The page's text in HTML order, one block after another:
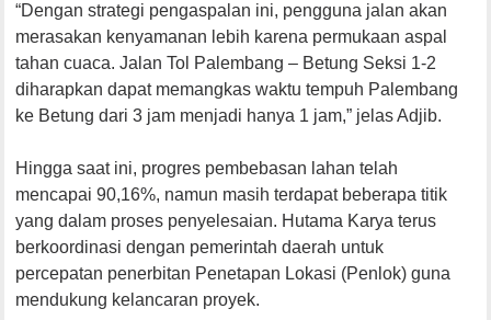
“Dengan strategi pengaspalan ini, pengguna jalan akan
merasakan kenyamanan lebih karena permukaan aspal
tahan cuaca. Jalan Tol Palembang – Betung Seksi 1-2
diharapkan dapat memangkas waktu tempuh Palembang
ke Betung dari 3 jam menjadi hanya 1 jam,” jelas Adjib.
Hingga saat ini, progres pembebasan lahan telah
mencapai 90,16%, namun masih terdapat beberapa titik
yang dalam proses penyelesaian. Hutama Karya terus
berkoordinasi dengan pemerintah daerah untuk
percepatan penerbitan Penetapan Lokasi (Penlok) guna
mendukung kelancaran proyek.